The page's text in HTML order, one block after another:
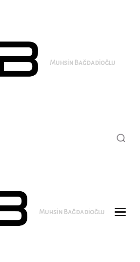
Muhsin Bağdadioğlu
Muhsin Bağdadioğlu